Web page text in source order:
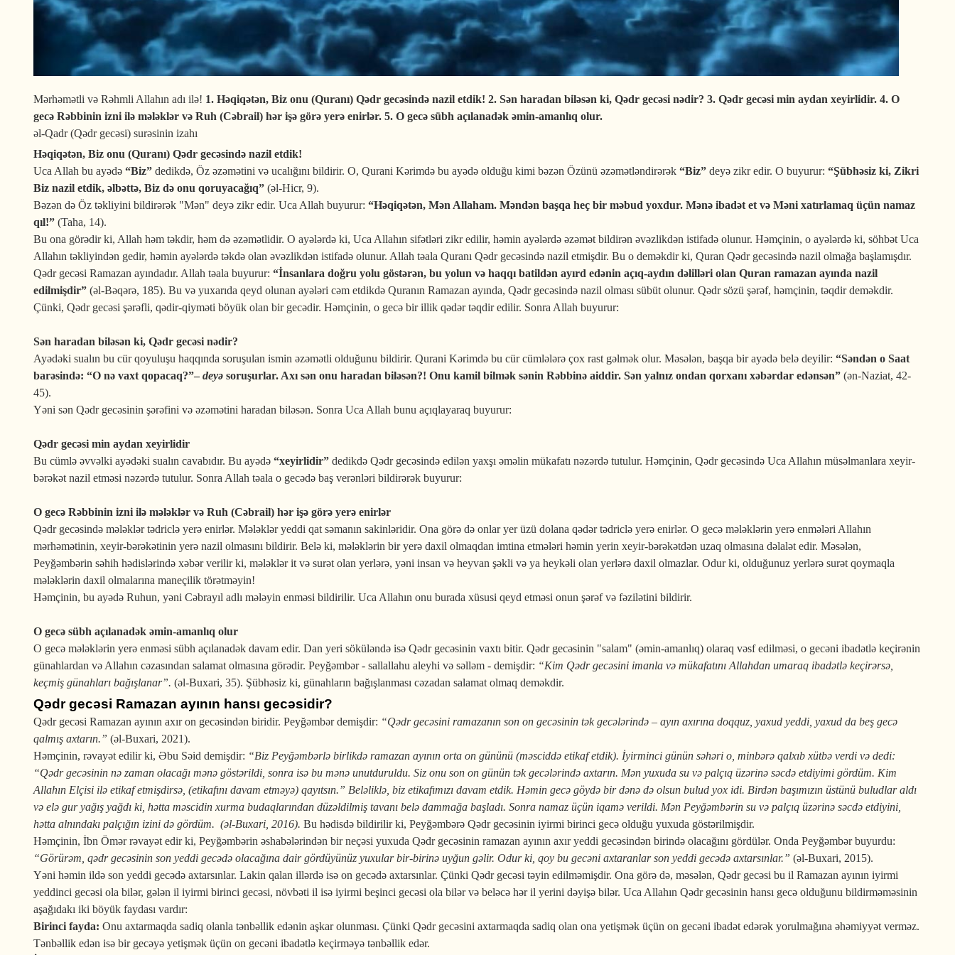
Mərhəmətli və Rəhmli Allahın adı ilə! 1. Həqiqətən, Biz onu (Quranı) Qədr gecəsində nazil etdik! 2. Sən haradan biləsən ki, Qədr gecəsi nədir? 3. Qədr gecəsi min aydan xeyirlidir. 4. O
gecə Rəbbinin izni ilə mələklər və Ruh (Cəbrail) hər işə görə yerə enirlər. 5. O gecə sübh açılanadək əmin-amanlıq olur.
əl-Qadr (Qədr gecəsi) surəsinin izahı
Həqiqətən, Biz onu (Quranı) Qədr gecəsində nazil etdik!
Uca Allah bu ayədə “Biz” dedikdə, Öz əzəmətini və ucalığını bildirir. O, Qurani Kərimdə bu ayədə olduğu kimi bəzən Özünü əzəmətləndirərək “Biz” deyə zikr edir. O buyurur: “Şübhəsiz ki, Zikri
Biz nazil etdik, əlbəttə, Biz də onu qoruyacağıq” (əl-Hicr, 9).
Bəzən də Öz təkliyini bildirərək "Mən" deyə zikr edir. Uca Allah buyurur: “Həqiqətən, Mən Allaham. Məndən başqa heç bir məbud yoxdur. Mənə ibadət et və Məni xatırlamaq üçün namaz
qıl!” (Taha, 14).
Bu ona görədir ki, Allah həm təkdir, həm də əzəmətlidir. O ayələrdə ki, Uca Allahın sifətləri zikr edilir, həmin ayələrdə əzəmət bildirən əvəzlikdən istifadə olunur. Həmçinin, o ayələrdə ki, söhbət Uca
Allahın təkliyindən gedir, həmin ayələrdə təkdə olan əvəzlikdən istifadə olunur. Allah təala Quranı Qədr gecəsində nazil etmişdir. Bu o deməkdir ki, Quran Qədr gecəsində nazil olmağa başlamışdır.
Qədr gecəsi Ramazan ayındadır. Allah təala buyurur: “İnsanlara doğru yolu göstərən, bu yolun və haqqı batildən ayırd edənin açıq-aydın dəlilləri olan Quran ramazan ayında nazil
edilmişdir” (əl-Bəqərə, 185). Bu və yuxarıda qeyd olunan ayələri cəm etdikdə Quranın Ramazan ayında, Qədr gecəsində nazil olması sübüt olunur. Qədr sözü şərəf, həmçinin, təqdir deməkdir.
Çünki, Qədr gecəsi şərəfli, qədir-qiyməti böyük olan bir gecədir. Həmçinin, o gecə bir illik qədər təqdir edilir. Sonra Allah buyurur:
Sən haradan biləsən ki, Qədr gecəsi nədir?
Ayədəki sualın bu cür qoyuluşu haqqında soruşulan ismin əzəmətli olduğunu bildirir. Qurani Kərimdə bu cür cümlələrə çox rast gəlmək olur. Məsələn, başqa bir ayədə belə deyilir: “Səndən o Saat
barəsində: “O nə vaxt qopacaq?”– deyə soruşurlar. Axı sən onu haradan biləsən?! Onu kamil bilmək sənin Rəbbinə aiddir. Sən yalnız ondan qorxanı xəbərdar edənsən” (ən-Naziat, 42-
45).
Yəni sən Qədr gecəsinin şərəfini və əzəmətini haradan biləsən. Sonra Uca Allah bunu açıqlayaraq buyurur:
Qədr gecəsi min aydan xeyirlidir
Bu cümlə əvvəlki ayədəki sualın cavabıdır. Bu ayədə “xeyirlidir” dedikdə Qədr gecəsində edilən yaxşı əməlin mükafatı nəzərdə tutulur. Həmçinin, Qədr gecəsində Uca Allahın müsəlmanlara xeyir-
bərəkət nazil etməsi nəzərdə tutulur. Sonra Allah təala o gecədə baş verənləri bildirərək buyurur:
O gecə Rəbbinin izni ilə mələklər və Ruh (Cəbrail) hər işə görə yerə enirlər
Qədr gecəsində mələklər tədriclə yerə enirlər. Mələklər yeddi qat səmanın sakinləridir. Ona görə də onlar yer üzü dolana qədər tədriclə yerə enirlər. O gecə mələklərin yerə enmələri Allahın
mərhəmətinin, xeyir-bərəkətinin yerə nazil olmasını bildirir. Belə ki, mələklərin bir yerə daxil olmaqdan imtina etmələri həmin yerin xeyir-bərəkətdən uzaq olmasına dəlalət edir. Məsələn,
Peyğəmbərin səhih hədislərində xəbər verilir ki, mələklər it və surət olan yerlərə, yəni insan və heyvan şəkli və ya heykəli olan yerlərə daxil olmazlar. Odur ki, olduğunuz yerlərə surət qoymaqla
mələklərin daxil olmalarına maneçilik törətməyin!
Həmçinin, bu ayədə Ruhun, yəni Cəbrayıl adlı mələyin enməsi bildirilir. Uca Allahın onu burada xüsusi qeyd etməsi onun şərəf və fəzilətini bildirir.
O gecə sübh açılanadək əmin-amanlıq olur
O gecə mələklərin yerə enməsi sübh açılanadək davam edir. Dan yeri söküləndə isə Qədr gecəsinin vaxtı bitir. Qədr gecəsinin "salam" (əmin-amanlıq) olaraq vəsf edilməsi, o gecəni ibadətlə keçirənin
günahlardan və Allahın cəzasından salamat olmasına görədir. Peyğəmbər - sallallahu aleyhi və səlləm - demişdir: “Kim Qədr gecə­sin­i imanla və mükafatını Allahdan umaraq ibadətlə keçirərsə,
keçmiş gü­nah­ları bağışlanar”. (əl-Buxari, 35). Şübhəsiz ki, günahların bağışlanması cəzadan salamat olmaq deməkdir.
Qədr gecəsi Ramazan ayının hansı gecəsidir?
Qədr gecəsi Ramazan ayının axır on gecəsindən biridir. Peyğəmbər demişdir: “Qədr gecəsini rama­zanın son on gecəsinin tək gecələrində – ayın axırına doqquz, yaxud yeddi, ya­xud da beş gecə
qalmış axtarın.” (əl-Buxari, 2021).
Həmçinin, rəvayət edilir ki, Əbu Səid demişdir: “Biz Peyğəmbərlə birlikdə rama­zan ayı­nın orta on gününü (məsciddə etikaf etdik). İyirminci günün səhəri o, min­bərə qalxıb xütbə verdi və dedi:
“Qədr gecəsinin nə zaman olacağı mənə gös­tə­rildi, sonra isə bu mənə unutduruldu. Siz onu son on günün tək gecələrində axtarın. Mən yuxuda su və palçıq üzərinə səcdə etdiyimi gördüm. Kim
Allahın Elçisi ilə etikaf etmişdirsə, (etikafını davam etməyə) qayıtsın.” Beləlik­lə, biz eti­ka­fımızı davam etdik. Həmin gecə göydə bir dənə də olsun bulud yox idi. Bir­dən başımızın üstünü bulud­lar aldı
və elə gur yağış yağdı ki, hətta məs­ci­din xurma budaqlarından düzəldilmiş tavanı belə dammağa başladı. Sonra na­maz üçün iqamə verildi. Mən Peyğəmbərin su və palçıq üzərinə səcdə et­di­yi­ni,
hətta alnındakı palçığın izini də gördüm. (əl-Buxari, 2016). Bu hədisdə bildirilir ki, Peyğəmbərə Qədr gecəsinin iyirmi birinci gecə olduğu yuxuda göstərilmişdir.
Həmçinin, İbn Ömər rəvayət edir ki, Peyğəmbərin əshabələrindən bir neçəsi yu­xuda Qədr gecəsinin ramazan ayının axır yeddi gecəsindən birində olacağını gör­dülər. Onda Peyğəmbər buyurdu:
“Görürəm, qədr gecəsi­nin son yeddi gecədə olacağına dair gördüyünüz yuxular bir-birinə uyğun gəlir. Odur ki, qoy bu gecəni axtaranlar son yeddi gecədə axtarsınlar.” (əl-Buxari, 2015).
Yəni həmin ildə son yeddi gecədə axtarsınlar. Lakin qalan illərdə isə on gecədə axtarsınlar. Çünki Qədr gecəsi təyin edilməmişdir. Ona görə də, məsələn, Qədr gecəsi bu il Ramazan ayının iyirmi
yeddinci gecəsi ola bilər, gələn il iyirmi birinci gecəsi, növbəti il isə iyirmi beşinci gecəsi ola bilər və beləcə hər il yerini dəyişə bilər. Uca Allahın Qədr gecəsinin hansı gecə olduğunu bildirməməsinin
aşağıdakı iki böyük faydası vardır:
Birinci fayda: Onu axtarmaqda sadiq olanla tənbəllik edənin aşkar olunması. Çünki Qədr gecəsini axtarmaqda sadiq olan ona yetişmək üçün on gecəni ibadət edərək yorulmağına əhəmiyyət verməz.
Tənbəllik edən isə bir gecəyə yetişmək üçün on gecəni ibadətlə keçirməyə tənbəllik edər.